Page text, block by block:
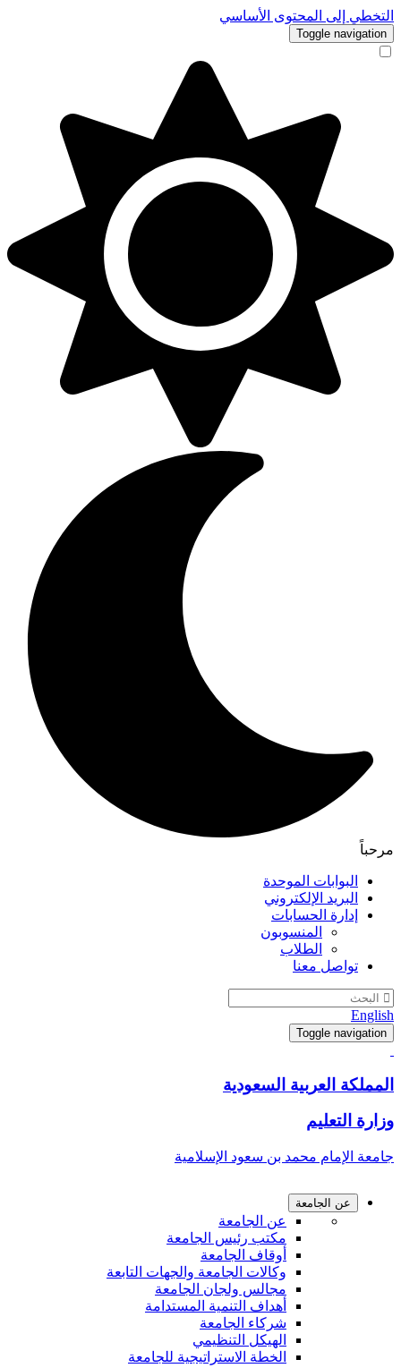
التخطي إلى المحتوى الأساسي
Toggle navigation
مرحباً
البوابات الموحدة
البريد الإلكتروني
إدارة الحسابات
المنسوبون
الطلاب
تواصل معنا
English
Toggle navigation
المملكة العربية السعودية
وزارة التعليم
جامعة الإمام محمد بن سعود الإسلامية
عن الجامعة
عن الجامعة
مكتب رئيس الجامعة
أوقاف الجامعة
وكالات الجامعة والجهات التابعة
مجالس ولجان الجامعة
أهداف التنمية المستدامة
شركاء الجامعة
الهيكل التنظيمي
الخطة الاستراتيجية للجامعة